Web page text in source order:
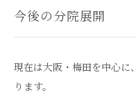
今後の分院展開
現在は大阪・梅田を中心に
ります。